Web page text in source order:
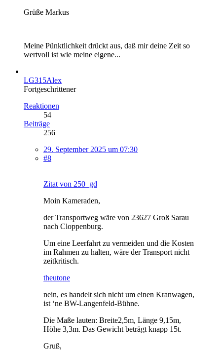
Grüße Markus
Meine Pünktlichkeit drückt aus, daß mir deine Zeit so
wertvoll ist wie meine eigene...
LG315Alex
Fortgeschrittener
Reaktionen
54
Beiträge
256
29. September 2025 um 07:30
#8
Zitat von 250_gd
Moin Kameraden,
der Transportweg wäre von 23627 Groß Sarau
nach Cloppenburg.
Um eine Leerfahrt zu vermeiden und die Kosten
im Rahmen zu halten, wäre der Transport nicht
zeitkritisch.
theutone
nein, es handelt sich nicht um einen Kranwagen,
ist ‘ne BW-Langenfeld-Bühne.
Die Maße lauten: Breite2,5m, Länge 9,15m,
Höhe 3,3m. Das Gewicht beträgt knapp 15t.
Gruß,